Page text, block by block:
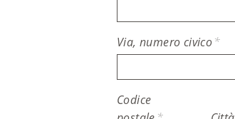
Via, numero civico*
Codice